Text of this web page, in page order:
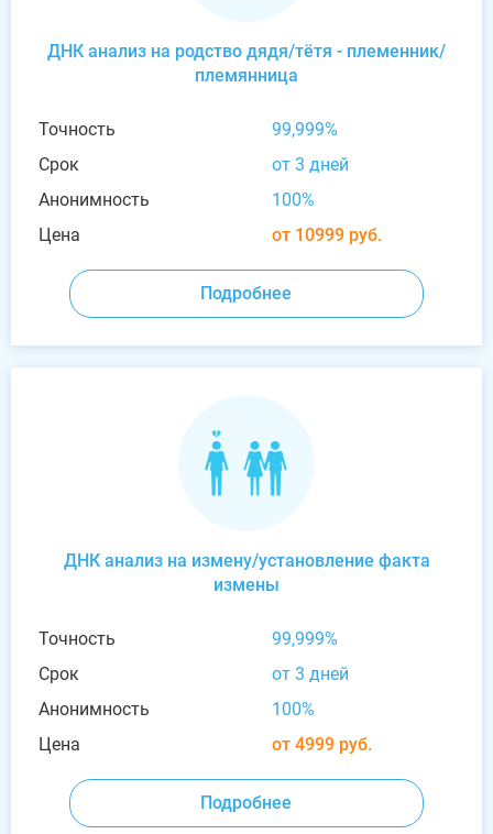
ДНК анализ на родство дядя/тётя - племенник/
племянница
Точность
99,999%
Срок
от 3 дней
Анонимность
100%
Цена
от 10999 руб.
Подробнее
ДНК анализ на измену/установление факта
измены
Точность
99,999%
Срок
от 3 дней
Анонимность
100%
Цена
от 4999 руб.
Подробнее